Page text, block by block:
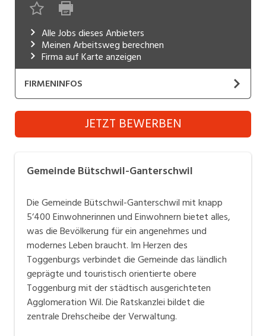
Industrie, Maschinenbau, Anlagenbau,
Produktion
Informatik, Telekommunikation
Körperpflege, Wellness
Marketing, Kommunikation, Medien, Druck
Medizin, Gesundheitswesen, Pflege
Verkauf, Handel, Kundenberatung,
Aussendienst
Sicherheit, Rettung, Polizei, Zoll
Alle Jobs dieses Anbieters
Meinen Arbeitsweg berechnen
Firma auf Karte anzeigen
FIRMENINFOS
Gemeinde Bütschwil-Ganterschwil
Bütschwil-Ganterschwil ist eine aufstrebende
Einwohnern, einer guten Infrastruktur sowie einem
interessanten Angebot für Freizeit und Erholung.
JETZT BEWERBEN
Gemeinde Bütschwil-Ganterschwil
Die Gemeinde Bütschwil-Ganterschwil mit knapp
5‘400 Einwohnerinnen und Einwohnern bietet alles,
was die Bevölkerung für ein angenehmes und
modernes Leben braucht. Im Herzen des
Toggenburgs verbindet die Gemeinde das ländlich
geprägte und touristisch orientierte obere
Toggenburg mit der städtisch ausgerichteten
Agglomeration Wil. Die Ratskanzlei bildet die
zentrale Drehscheibe der Verwaltung.